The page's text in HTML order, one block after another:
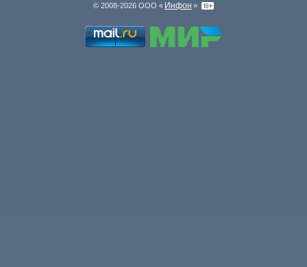
© 2008-2026 ООО « Инфон »